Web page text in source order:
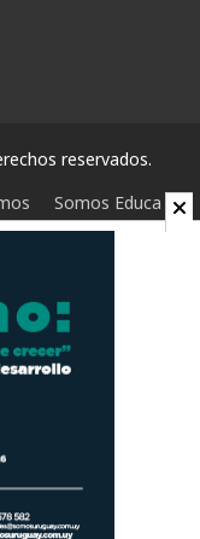
reservados.
Somos Educa